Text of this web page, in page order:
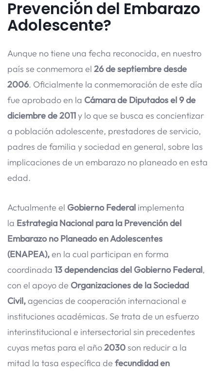
Prevención del Embarazo
Adolescente?
Aunque no tiene una fecha reconocida, en nuestro
país se conmemora el 26 de septiembre desde
2006. Oficialmente la conmemoración de este día
fue aprobado en la Cámara de Diputados el 9 de
diciembre de 2011y lo que se busca es concientizar
a población adolescente, prestadores de servicio,
padres de familia y sociedad en general, sobre las
implicaciones de un embarazo no planeado en esta
edad.
Actualmente el Gobierno Federal implementa
la Estrategia Nacional para la Prevención del
Embarazo no Planeado en Adolescentes
(ENAPEA),en la cual participan en forma
coordinada 13 dependencias del Gobierno Federal,
con el apoyo de Organizaciones de la Sociedad
Civil,agencias de cooperación internacional e
instituciones académicas. Se trata de un esfuerzo
interinstitucional e intersectorial sin precedentes
cuyas metas para el año2030son reducir a la
mitad la tasa específica de fecundidad en